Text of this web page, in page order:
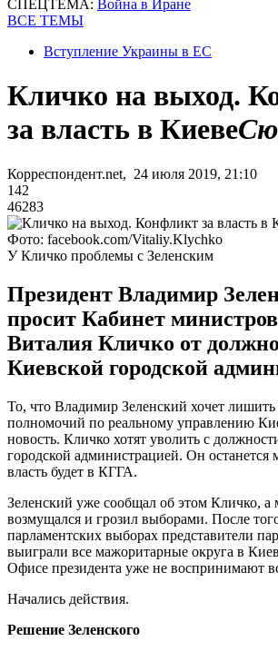
СПЕЦТЕМА: Война в Иране
ВСЕ ТЕМЫ
Вступление Украины в ЕС
Кличко на выход.
за власть в Киеве
Корреспондент.net, 24 июля 2019, 21:10
142
46283
Фото: facebook.com/Vitaliy.Klychko
У Кличко проблемы с Зеленским
Президент Владимир
просит Кабинет
Виталия Кличко от
Киевской городской
То, что Владимир Зеленский хочет
полномочий по реальному управлению
новость. Кличко хотят уволить с
городской администрацией. Он останется
власть будет в КГГА.
Зеленский уже сообщал об этом Кличко, а
возмущался и грозил выборами. После
парламентских выборах представители
выиграли все мажоритарные округа в
Офисе президента уже не воспринимают
Начались действия.
Решение Зеленского